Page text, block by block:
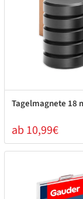
Tagelmagnete 18
ab 10,99€